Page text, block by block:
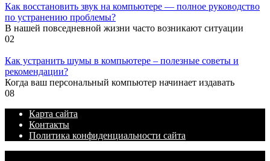
Как восстановить звук на компьютере — полное руководство
по устранению проблемы?
В нашей повседневной жизни часто возникают ситуации
02
Как устранить шумы в компьютере – полезные советы и
рекомендации?
Когда ваш персональный компьютер начинает издавать
08
Карта сайта
Контакты
Политика конфиденциальности сайта